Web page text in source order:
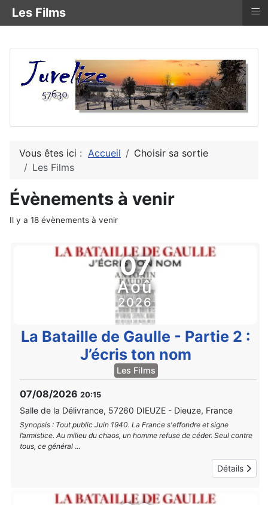
Vous êtes ici : Accueil
Choisir sa sortie
Les Films
Évènements à venir
Il y a 18 évènements à venir
07
Aoû
2026
La Bataille de Gaulle - Partie 2 :
J’écris ton nom
Les Films
07/08/2026 20:15
Salle de la Délivrance, 57260 DIEUZE - Dieuze, France
Synopsis : Tout public Juin 1940. La France s'effondre et signe
l’armistice. Au milieu du chaos, un homme refuse de céder. Seul contre
tous, ce général ...
Détails
Les Films ≡